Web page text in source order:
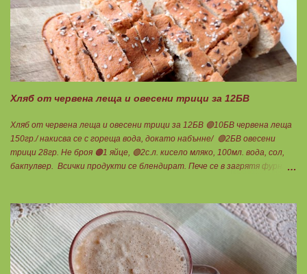
въглехидрат. Нека да ни е вкусно заедно! Споделено от Петя Чанева
Хляб от червена леща и овесени трици за 12БВ
Хляб от червена леща и овесени трици за 12БВ 🟢10БВ червена леща
150гр./ накисва се с гореща вода, докато набънне/ 🟢2БВ овесени
трици 28гр. Не броя 🟠1 яйце, 🟢2с.л. кисело мляко, 100мл. вода, сол,
бакпулвер. Всички продукти се блендират. Пече се в загрятя фурна